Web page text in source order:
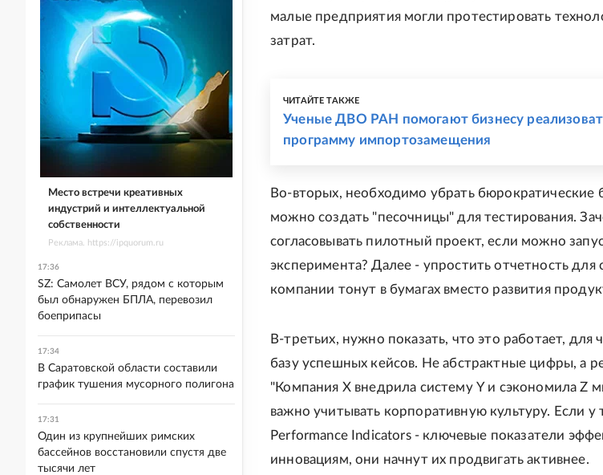
малые предприятия могли протестировать
затрат.
ЧИТАЙТЕ ТАКЖЕ
Ученые ДВО РАН помогают бизнесу
программу импортозамещения
Во-вторых, необходимо убрать бюрократические
можно создать "песочницы" для тестирования.
согласовывать пилотный проект, если можно
эксперимента? Далее - упростить отчетность
компании тонут в бумагах вместо развития
В-третьих, нужно показать, что это работает, для
базу успешных кейсов. Не абстрактные цифры, а
"Компания X внедрила систему Y и сэкономила Z
важно учитывать корпоративную культуру. Если
Performance Indicators - ключевые показатели
инновациям, они начнут их продвигать активнее.
Место встречи креативных
индустрий и интеллектуальной
собственности
Реклама. https://ipquorum.ru
17:36
SZ: Самолет ВСУ, рядом с которым
был обнаружен БПЛА, перевозил
боеприпасы
17:34
В Саратовской области составили
график тушения мусорного полигона
17:31
Один из крупнейших римских
бассейнов восстановили спустя две
тысячи лет